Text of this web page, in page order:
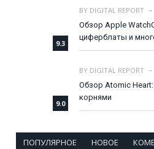
9.3
BY DIGITAL REPORT
Обзор Apple
циферблаты и
9.0
BY DIGITAL REPORT
Обзор Atomic
корнями
ПОПУЛЯРНОЕ НОВОЕ